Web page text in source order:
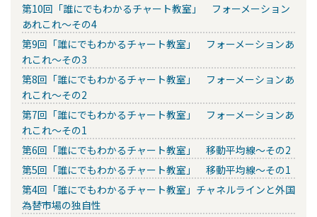
第10回「誰にでもわかるチャート教室」 フォーメーション
あれこれ～その4
第9回「誰にでもわかるチャート教室」 フォーメーションあ
れこれ～その3
第8回「誰にでもわかるチャート教室」 フォーメーションあ
れこれ～その2
第7回「誰にでもわかるチャート教室」 フォーメーションあ
れこれ～その1
第6回「誰にでもわかるチャート教室」 移動平均線～その2
第5回「誰にでもわかるチャート教室」 移動平均線～その1
第4回「誰にでもわかるチャート教室」チャネルラインと外国
為替市場の独自性